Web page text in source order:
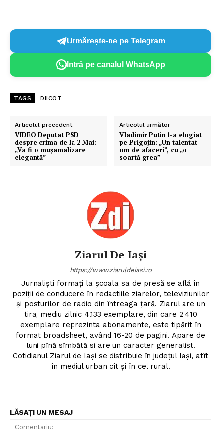
Urmărește-ne pe Telegram
Intră pe canalul WhatsApp
TAGS DIICOT
Articolul precedent
VIDEO Deputat PSD
despre crima de la 2 Mai:
„Va fi o mușamalizare
elegantă”
Articolul următor
Vladimir Putin l-a elogiat
pe Prigojin: „Un talentat
om de afaceri”, cu „o
soartă grea”
Ziarul De Iași
https://www.ziaruldeiasi.ro
Jurnalişti formaţi la şcoala sa de presă se află în
poziţii de conducere în redactiile ziarelor, televiziunilor
şi posturilor de radio din întreaga ţară. Ziarul are un
tiraj mediu zilnic 4.133 exemplare, din care 2.410
exemplare reprezinta abonamente, este tipărit în
format broadsheet, având 16-20 de pagini. Apare de
luni pînă sîmbătă si are un caracter generalist.
Cotidianul Ziarul de Iaşi se distribuie în judeţul Iaşi, atît
în mediul urban cît şi în cel rural.
LĂSAȚI UN MESAJ